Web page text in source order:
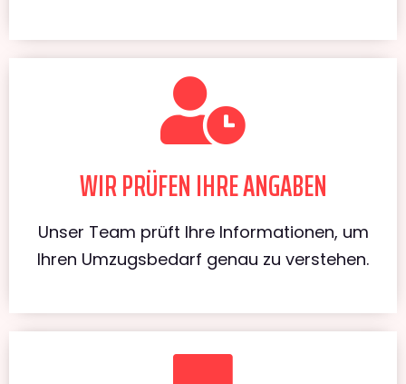
WIR PRÜFEN IHRE ANGABEN
Unser Team prüft Ihre Informationen, um
Ihren Umzugsbedarf genau zu verstehen.